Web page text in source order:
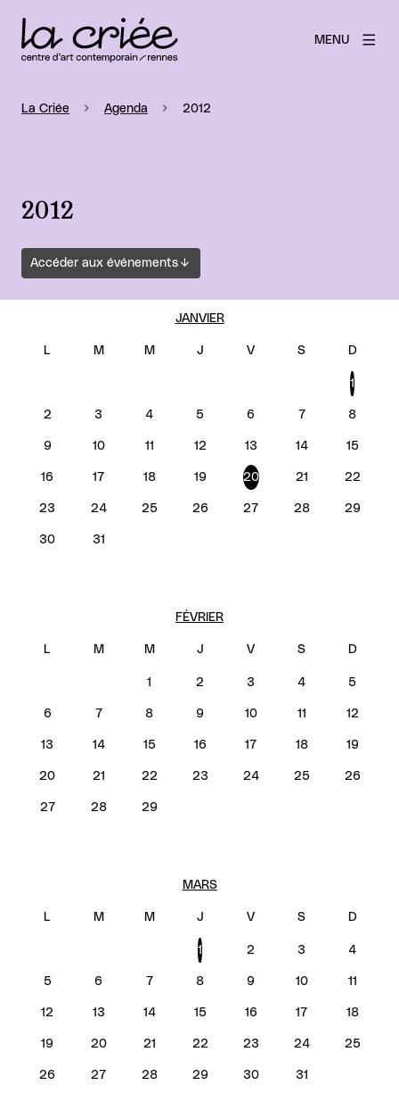
MENU
La Criée Agenda 2012
2012
Accéder aux événements
JANVIER
1
2 3 4 5 6 7 8
9 10 11 12 13 14 15
16 17 18 19 20 21 22
23 24 25 26 27 28 29
30 31
FÉVRIER
1 2 3 4 5
6 7 8 9 10 11 12
13 14 15 16 17 18 19
20 21 22 23 24 25 26
27 28 29
MARS
1 2 3 4
5 6 7 8 9 10 11
12 13 14 15 16 17 18
19 20 21 22 23 24 25
26 27 28 29 30 31